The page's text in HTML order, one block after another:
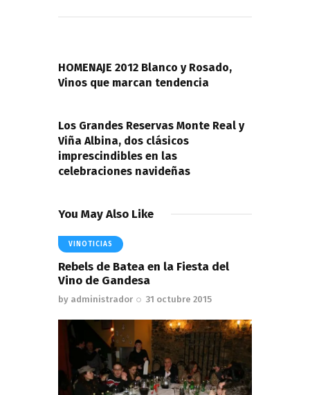
entradas
HOMENAJE 2012 Blanco y Rosado,
Vinos que marcan tendencia
Los Grandes Reservas Monte Real y
Viña Albina, dos clásicos
imprescindibles en las
celebraciones navideñas
You May Also Like
VINOTICIAS
Rebels de Batea en la Fiesta del
Vino de Gandesa
by administrador 31 octubre 2015